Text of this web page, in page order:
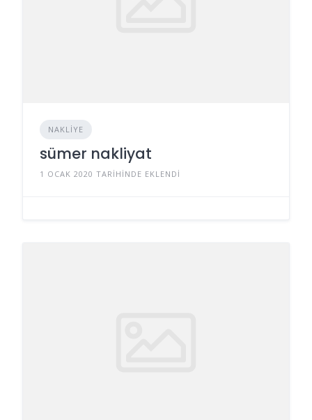
NAKLIYE
sümer nakliyat
1 OCAK 2020 TARIHINDE EKLENDI